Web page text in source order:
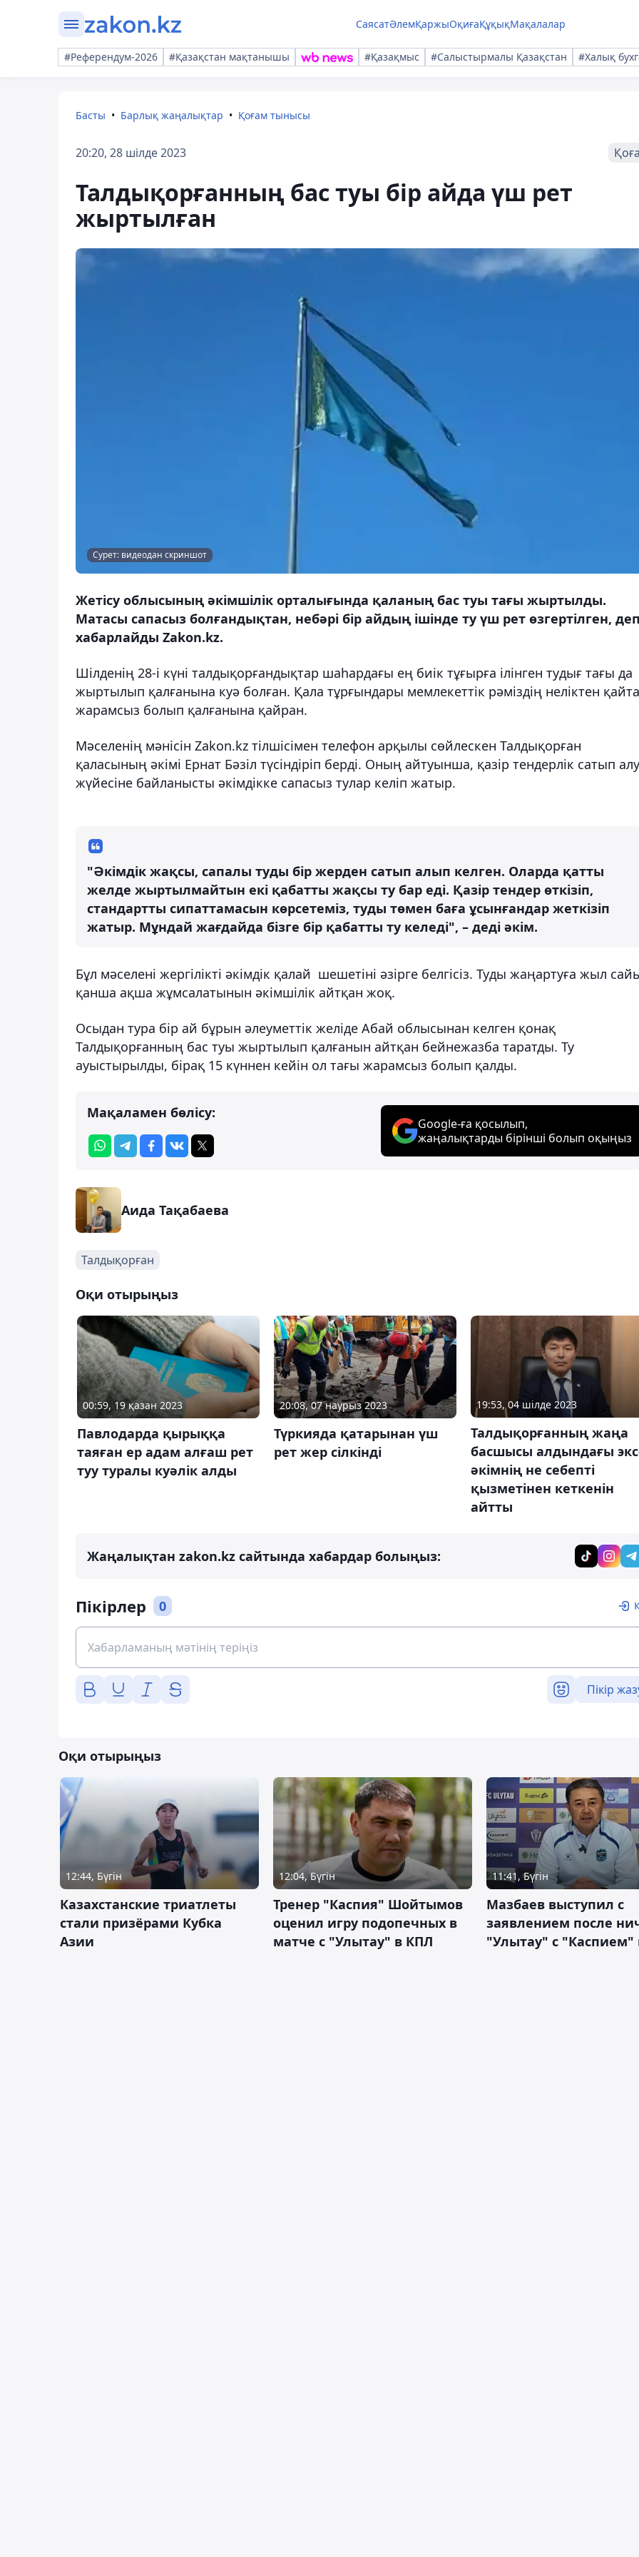
СаясатӘлемҚаржыОқиғаҚұқықМақалалар
#Референдум-2026 #Қазақстан мақтанышы #Қазақмыс #Салыстырмалы Қазақстан #Халық
Басты Барлық жаңалықтар Қоғам тынысы
20:20, 28 шілде 2023
Талдықорғанның бас туы бір айда үш рет
жыртылған
Сурет: видеодан скриншот
Жетісу облысының әкімшілік орталығында қаланың бас туы тағы жыртылды.
Матасы сапасыз болғандықтан, небәрі бір айдың ішінде ту үш рет өзгертілген,
хабарлайды Zakon.kz.
Шілденің 28-і күні талдықорғандықтар шаһардағы ең биік тұғырға ілінген тудығ тағы да
жыртылып қалғанына куә болған. Қала тұрғындары мемлекеттік рәміздің неліктен қайта
жарамсыз болып қалғанына қайран.
Мәселенің мәнісін Zakon.kz тілшісімен телефон арқылы сөйлескен Талдықорған
қаласының әкімі Ернат Бәзіл түсіндіріп берді. Оның айтуынша, қазір тендерлік сатып алу
жүйесіне байланысты әкімдікке сапасыз тулар келіп жатыр.
"Әкімдік жақсы, сапалы туды бір жерден сатып алып келген. Оларда қатты
желде жыртылмайтын екі қабатты жақсы ту бар еді. Қазір тендер өткізіп,
стандартты сипаттамасын көрсетеміз, туды төмен баға ұсынғандар жеткізіп
жатыр. Мұндай жағдайда бізге бір қабатты ту келеді", – деді әкім.
Бұл мәселені жергілікті әкімдік қалай шешетіні әзірге белгісіз. Туды жаңартуға жыл
қанша ақша жұмсалатынын әкімшілік айтқан жоқ.
Осыдан тура бір ай бұрын әлеуметтік желіде Абай облысынан келген қонақ
Талдықорғанның бас туы жыртылып қалғанын айтқан бейнежазба таратды. Ту
ауыстырылды, бірақ 15 күннен кейін ол тағы жарамсыз болып қалды.
Мақаламен бөлісу:
Google-ға қосылып,
жаңалықтарды бірінші болып оқыңыз
Аида Тақабаева
Талдықорған
Оқи отырыңыз
00:59, 19 қазан 2023
Павлодарда қырыққа
таяған ер адам алғаш рет
туу туралы куәлік алды
20:08, 07 наурыз 2023
Түркияда қатарынан үш
рет жер сілкінді
19:53, 04 шілде 2023
Талдықорғанның жаңа
басшысы алдындағы
әкімнің не себепті
қызметінен кеткенін
айтты
Жаңалықтан zakon.kz сайтында хабардар болыңыз:
Пікірлер 0
Пікір
Оқи отырыңыз
12:44, Бүгін
Казахстанские триатлеты
стали призёрами Кубка
Азии
12:04, Бүгін
Тренер "Каспия" Шойтымов
оценил игру подопечных в
матче с "Улытау" в КПЛ
11:41, Бүгін
Мазбаев выступил с
заявлением после
"Улытау" с "Каспием"